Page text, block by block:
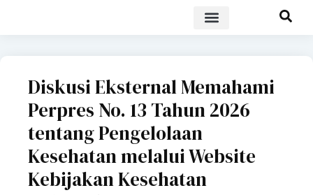
Diskusi Eksternal Memahami
Perpres No. 13 Tahun 2026
tentang Pengelolaan
Kesehatan melalui Website
Kebijakan Kesehatan